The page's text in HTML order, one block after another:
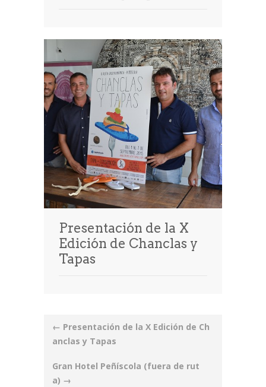
Presentación de la X
Edición de Chanclas y
Tapas
Post
navigation
← Presentación de la X Edición de Ch
anclas y Tapas
Gran Hotel Peñíscola (fuera de rut
a) →